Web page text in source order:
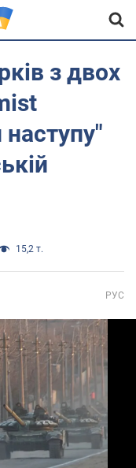
з двох
15,2 т.
РУС